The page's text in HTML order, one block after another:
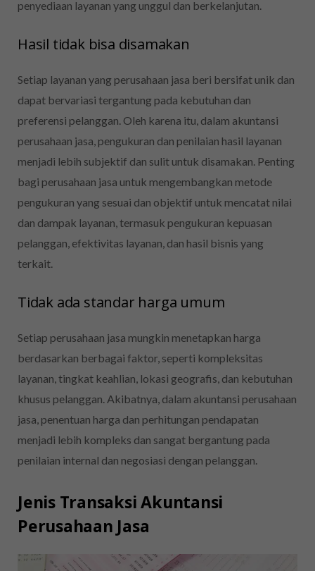
penyediaan layanan yang unggul dan berkelanjutan.
Hasil tidak bisa disamakan
Setiap layanan yang perusahaan jasa beri bersifat unik dan
dapat bervariasi tergantung pada kebutuhan dan
preferensi pelanggan. Oleh karena itu, dalam akuntansi
perusahaan jasa, pengukuran dan penilaian hasil layanan
menjadi lebih subjektif dan sulit untuk disamakan. Penting
bagi perusahaan jasa untuk mengembangkan metode
pengukuran yang sesuai dan objektif untuk mencatat nilai
dan dampak layanan, termasuk pengukuran kepuasan
pelanggan, efektivitas layanan, dan hasil bisnis yang
terkait.
Tidak ada standar harga umum
Setiap perusahaan jasa mungkin menetapkan harga
berdasarkan berbagai faktor, seperti kompleksitas
layanan, tingkat keahlian, lokasi geografis, dan kebutuhan
khusus pelanggan. Akibatnya, dalam akuntansi perusahaan
jasa, penentuan harga dan perhitungan pendapatan
menjadi lebih kompleks dan sangat bergantung pada
penilaian internal dan negosiasi dengan pelanggan.
Jenis Transaksi Akuntansi
Perusahaan Jasa